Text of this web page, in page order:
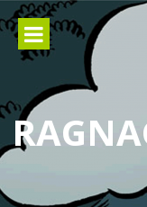
Aller
au
contenu